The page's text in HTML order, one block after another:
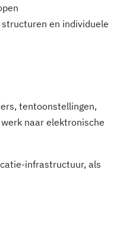
en individuele
tentoonstellingen,
naar elektronische
infrastructuur, als